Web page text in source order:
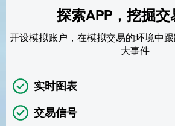
探索APP，挖掘交
开设模拟账户，在模拟交易的环境中
大事件
实时图表
交易信号